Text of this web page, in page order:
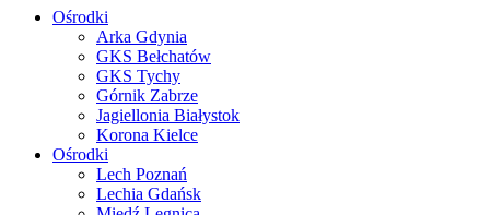
Ośrodki
Arka Gdynia
GKS Bełchatów
GKS Tychy
Górnik Zabrze
Jagiellonia Białystok
Korona Kielce
Ośrodki
Lech Poznań
Lechia Gdańsk